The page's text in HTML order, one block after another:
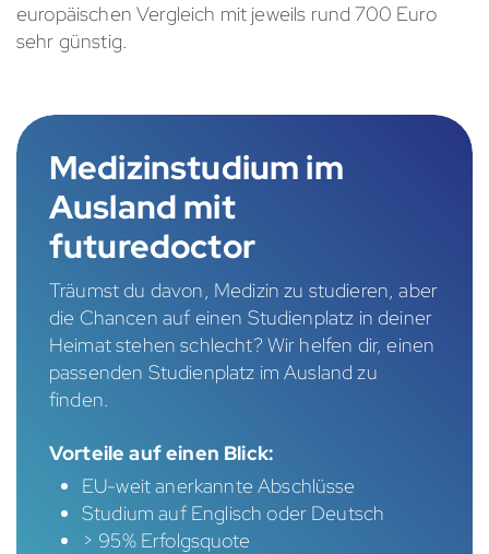
europäischen Vergleich mit jeweils rund 700 Euro
sehr günstig.
Medizinstudium im
Ausland mit
futuredoctor
Träumst du davon, Medizin zu studieren, aber
die Chancen auf einen Studienplatz in deiner
Heimat stehen schlecht? Wir helfen dir, einen
passenden Studienplatz im Ausland zu
finden.
Vorteile auf einen Blick:
EU-weit anerkannte Abschlüsse
Studium auf Englisch oder Deutsch
> 95% Erfolgsquote